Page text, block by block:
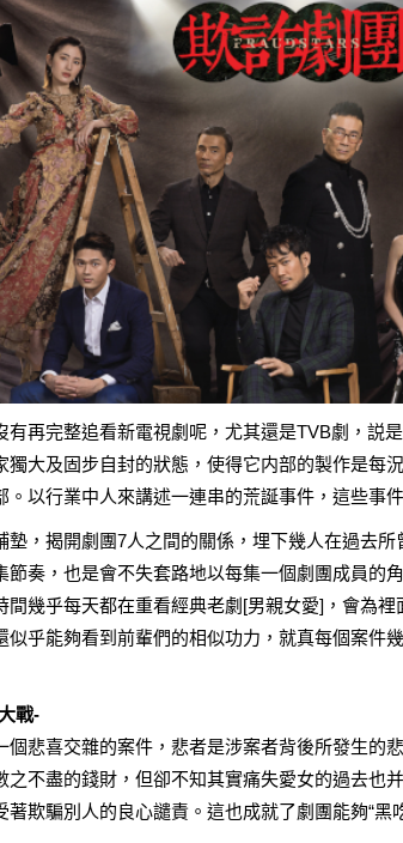
有再完整追看新電視劇呢，尤其還是TVB劇，説
獨大及固步自封的狀態，使得它内部的製作是每
。以行業中人來講述一連串的荒誕事件，這些事
墊，揭開劇團7人之間的關係，埋下幾人在過去
節奏，也是會不失套路地以每集一個劇團成員的
間幾乎每天都在重看經典老劇[男親女愛]，會為
似乎能夠看到前輩們的相似功力，就真每個案件
戰-
個悲喜交雜的案件，悲者是涉案者背後所發生的
之不盡的錢財，但卻不知其實痛失愛女的過去也
著欺騙別人的良心譴責。這也成就了劇團能夠“黑